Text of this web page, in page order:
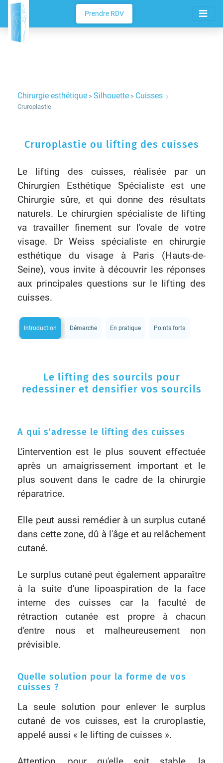
Prendre RDV
Chirurgie esthétique > Silhouette > Cuisses
Cruroplastie
Cruroplastie ou lifting des cuisses
Le lifting des cuisses, réalisée par un
Chirurgien Esthétique Spécialiste est une
Chirurgie sûre, et qui donne des résultats
naturels. Le chirurgien spécialiste de lifting
va travailler finement sur l'ovale de votre
visage. Dr Weiss spécialiste en chirurgie
esthétique du visage à Paris (Hauts-de-
Seine), vous invite à découvrir les réponses
aux principales questions sur le lifting des
cuisses.
Introduction Démarche En pratique Points forts
Le lifting des sourcils pour
redessiner et densifier vos sourcils
A qui s'adresse le lifting des cuisses
L'intervention est le plus souvent effectuée
après un amaigrissement important et le
plus souvent dans le cadre de la chirurgie
réparatrice.
Elle peut aussi remédier à un surplus cutané
dans cette zone, dû à l'âge et au relâchement
cutané.
Le surplus cutané peut également apparaître
à la suite d'une lipoaspiration de la face
interne des cuisses car la faculté de
rétraction cutanée est propre à chacun
d'entre nous et malheureusement non
prévisible.
Quelle solution pour la forme de vos
cuisses ?
La seule solution pour enlever le surplus
cutané de vos cuisses, est la cruroplastie,
appelé aussi « le lifting de cuisses ».